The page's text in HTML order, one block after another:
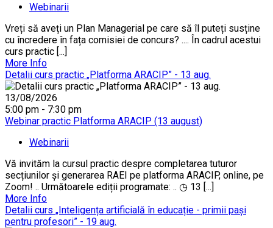
Webinarii
Vreți să aveți un Plan Managerial pe care să îl puteți susține
cu încredere în fața comisiei de concurs? .... În cadrul acestui
curs practic [...]
More Info
Detalii curs practic „Platforma ARACIP” - 13 aug.
13/08/2026
5:00 pm - 7:30 pm
Webinar practic Platforma ARACIP (13 august)
Webinarii
Vă invităm la cursul practic despre completarea tuturor
secțiunilor și generarea RAEI pe platforma ARACIP, online, pe
Zoom! .. Următoarele ediții programate: .. ◷ 13 [...]
More Info
Detalii curs „Inteligența artificială în educație - primii pași
pentru profesori” - 19 aug.